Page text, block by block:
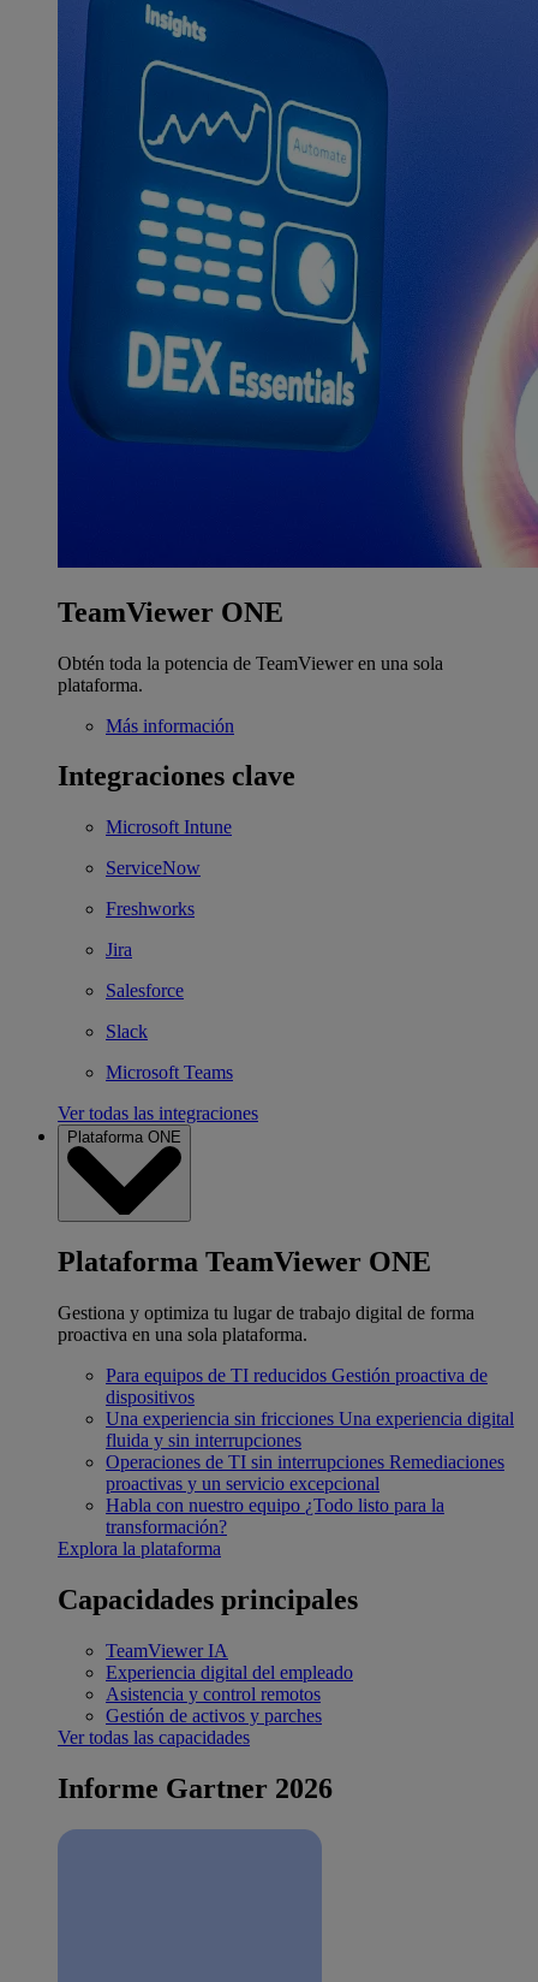
TeamViewer ONE
Obtén toda la potencia de TeamViewer en una sola
plataforma.
Más información
Integraciones clave
Microsoft Intune
ServiceNow
Freshworks
Jira
Salesforce
Slack
Microsoft Teams
Ver todas las integraciones
Plataforma ONE
Plataforma TeamViewer ONE
Gestiona y optimiza tu lugar de trabajo digital de forma
proactiva en una sola plataforma.
Para equipos de TI reducidos Gestión proactiva de
dispositivos
Una experiencia sin fricciones Una experiencia digital
fluida y sin interrupciones
Operaciones de TI sin interrupciones Remediaciones
proactivas y un servicio excepcional
Habla con nuestro equipo ¿Todo listo para la
transformación?
Explora la plataforma
Capacidades principales
TeamViewer IA
Experiencia digital del empleado
Asistencia y control remotos
Gestión de activos y parches
Ver todas las capacidades
Informe Gartner 2026